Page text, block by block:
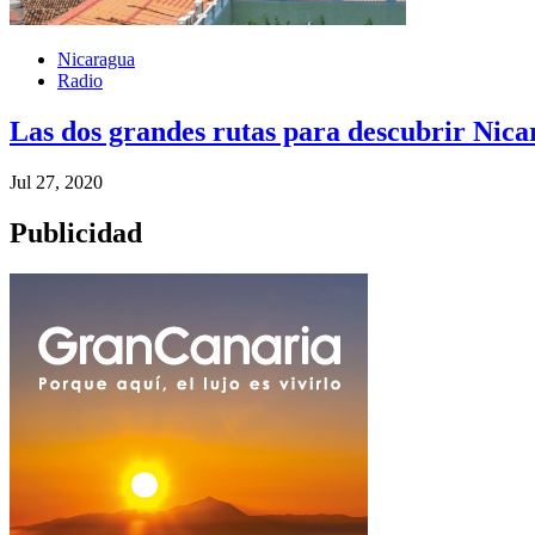
Nicaragua
Radio
Las dos grandes rutas para descubrir
Jul 27, 2020
Publicidad